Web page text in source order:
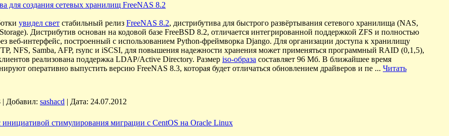
для создания сетевых хранилищ FreeNAS 8.2
увидел свет стабильный релиз FreeNAS 8.2, дистрибутива для быстрого развёртывания сетевого хранилища (NAS,
Дистрибутив основан на кодовой базе FreeBSD 8.2, отличается интегрированной поддержкой ZFS и полностью
веб-интерфейс, построенный с использованием Python-фреймворка Django. Для организации доступа к хранилищу
NFS, Samba, AFP, rsync и iSCSI, для повышения надежности хранения может применяться программный RAID (0,1,5),
реализована поддержка LDAP/Active Directory. Размер iso-образа составляет 96 Мб. В ближайшее время
оперативно выпустить версию FreeNAS 8.3, которая будет отличаться обновлением драйверов и пе ... Читать
| Добавил: sashacd | Дата: 24.07.2012
инициативой стимулирования миграции с CentOS на Oracle Linux